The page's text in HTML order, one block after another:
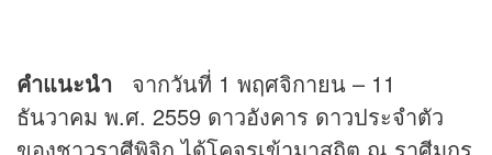
คำแนะนำ จากวันที่ 1 พฤศจิกายน – 11
ธันวาคม พ.ศ. 2559 ดาวอังคาร ดาวประจำตัว